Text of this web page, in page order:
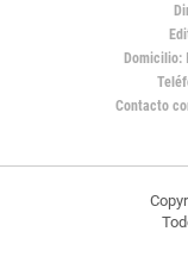
Domicilio:
Contacto